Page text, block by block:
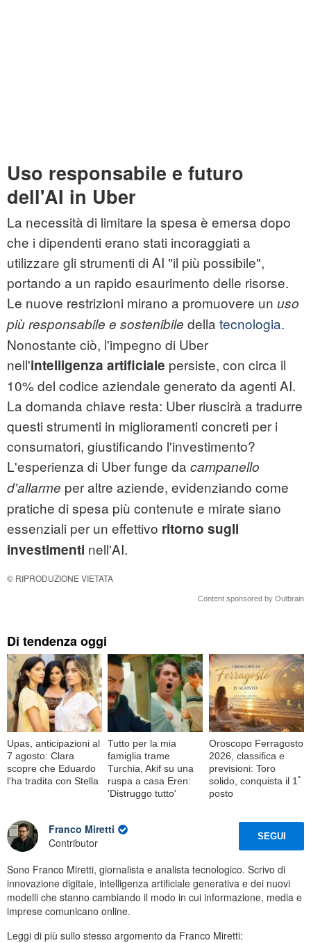
Uso responsabile e futuro
dell'AI in Uber
La necessità di limitare la spesa è emersa dopo
che i dipendenti erano stati incoraggiati a
utilizzare gli strumenti di AI "il più possibile",
portando a un rapido esaurimento delle risorse.
Le nuove restrizioni mirano a promuovere un uso
più responsabile e sostenibile della tecnologia.
Nonostante ciò, l'impegno di Uber
nell'intelligenza artificiale persiste, con circa il
10% del codice aziendale generato da agenti AI.
La domanda chiave resta: Uber riuscirà a tradurre
questi strumenti in miglioramenti concreti per i
consumatori, giustificando l'investimento?
L'esperienza di Uber funge da campanello
d'allarme per altre aziende, evidenziando come
pratiche di spesa più contenute e mirate siano
essenziali per un effettivo ritorno sugli
investimenti nell'AI.
© RIPRODUZIONE VIETATA
Content sponsored by Outbrain
Di tendenza oggi
Upas, anticipazioni al
7 agosto: Clara
scopre che Eduardo
l'ha tradita con Stella
Tutto per la mia
famiglia trame
Turchia, Akif su una
ruspa a casa Eren:
'Distruggo tutto'
Oroscopo Ferragosto
2026, classifica e
previsioni: Toro
solido, conquista il 1ﾟ
posto
Franco Miretti
Contributor
SEGUI
Sono Franco Miretti, giornalista e analista tecnologico. Scrivo di
innovazione digitale, intelligenza artificiale generativa e dei nuovi
modelli che stanno cambiando il modo in cui informazione, media e
imprese comunicano online.
Leggi di più sullo stesso argomento da Franco Miretti: